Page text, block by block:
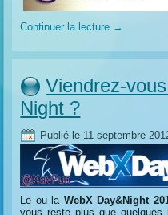
Continuer la lecture →
Viendrez-
Night ?
Publié le 11 septembre
Le ou la WebX Day&Night
vous reste plus que